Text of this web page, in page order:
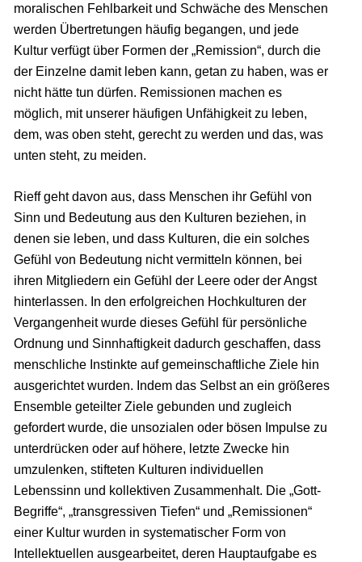
moralischen Fehlbarkeit und Schwäche des Menschen
werden Übertretungen häufig begangen, und jede
Kultur verfügt über Formen der „Remission“, durch die
der Einzelne damit leben kann, getan zu haben, was er
nicht hätte tun dürfen. Remissionen machen es
möglich, mit unserer häufigen Unfähigkeit zu leben,
dem, was oben steht, gerecht zu werden und das, was
unten steht, zu meiden.
Rieff geht davon aus, dass Menschen ihr Gefühl von
Sinn und Bedeutung aus den Kulturen beziehen, in
denen sie leben, und dass Kulturen, die ein solches
Gefühl von Bedeutung nicht vermitteln können, bei
ihren Mitgliedern ein Gefühl der Leere oder der Angst
hinterlassen. In den erfolgreichen Hochkulturen der
Vergangenheit wurde dieses Gefühl für persönliche
Ordnung und Sinnhaftigkeit dadurch geschaffen, dass
menschliche Instinkte auf gemeinschaftliche Ziele hin
ausgerichtet wurden. Indem das Selbst an ein größeres
Ensemble geteilter Ziele gebunden und zugleich
gefordert wurde, die unsozialen oder bösen Impulse zu
unterdrücken oder auf höhere, letzte Zwecke hin
umzulenken, stifteten Kulturen individuellen
Lebenssinn und kollektiven Zusammenhalt. Die „Gott-
Begriffe“, „transgressiven Tiefen“ und „Remissionen“
einer Kultur wurden in systematischer Form von
Intellektuellen ausgearbeitet, deren Hauptaufgabe es